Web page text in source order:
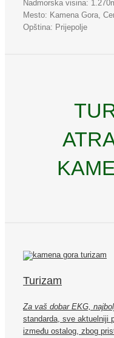
Nadmorska visina:
Mesto: Kamena Gora,
Opština: Prijepolje
Turizam
Za vaš dobar EKG,
standarda, sve aktuelniji
između ostalog, zbog